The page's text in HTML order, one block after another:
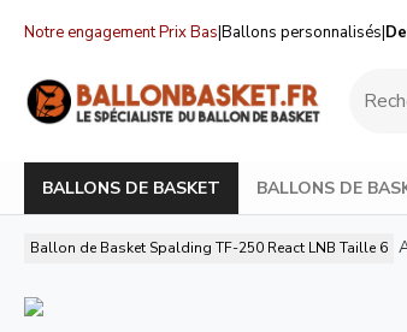
Notre engagement Prix Bas|Ballons personnalisés|
BALLONS DE BASKET BALLONS DE
Ballon de Basket Spalding TF-250 React LNB Taille 6